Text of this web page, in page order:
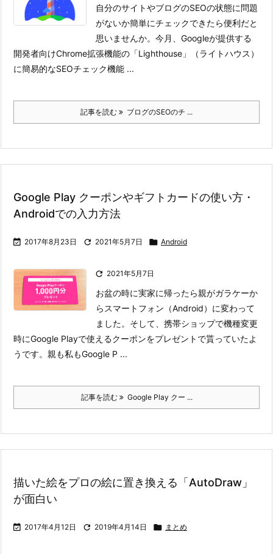
自分のサイトやブログのSEOの状態に問題
がないか簡単にチェックできたら便利だと
思いませんか。今月、Googleが提供する
開発者向けChrome拡張機能の「Lighthouse」（ライトハウス）
に簡易的なSEOチェック機能 ...
記事を読む ブログのSEOのチ ...
Google Play クーポンやギフトカードの使い方・
Androidでの入力方法
 2017年8月23日  2021年5月7日  Android
 2021年5月7日
お盆の時に実家に帰ったら親がガラケーか
らスマートフォン（Android）に変わって
ました。そして、携帯ショップで機種変更
時にGoogle Playで使えるクーポンをプレゼントで貰っていたよ
うです。 親も私もGoogle P ...
記事を読む Google Play クー ...
描いた絵をプロの絵に置き換える「AutoDraw」
が面白い
 2017年4月12日  2019年4月14日  まとめ